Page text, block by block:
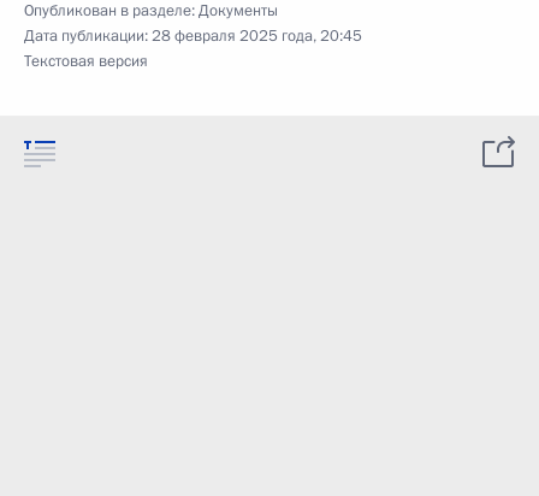
Опубликован в разделе:Документы
Дата публикации:28 февраля 2025 года, 20:45
Текстовая версия